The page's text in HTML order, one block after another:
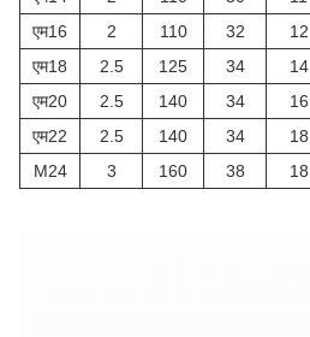
एम16
2 110 32 12
एम18
2.5 125 34 14
एम20
2.5 140 34 16
एम22
2.5 140 34 18
M24
3 160 38 18